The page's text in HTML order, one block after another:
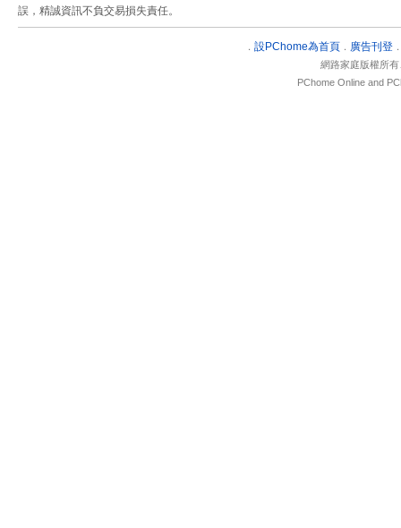
誤，精誠資訊不負交易損失責任。
．設PChome為首頁 ． 廣告刊登
網路家庭版權所
PChome Online and